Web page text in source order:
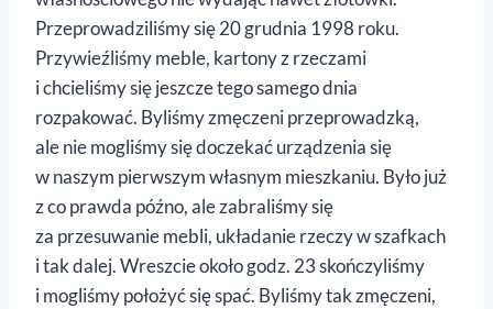
Przeprowadziliśmy się 20 grudnia 1998 roku.
Przywieźliśmy meble, kartony z rzeczami
i chcieliśmy się jeszcze tego samego dnia
rozpakować. Byliśmy zmęczeni przeprowadzką,
ale nie mogliśmy się doczekać urządzenia się
w naszym pierwszym własnym mieszkaniu. Było już
z co prawda późno, ale zabraliśmy się
za przesuwanie mebli, układanie rzeczy w szafkach
i tak dalej. Wreszcie około godz. 23 skończyliśmy
i mogliśmy położyć się spać. Byliśmy tak zmęczeni,